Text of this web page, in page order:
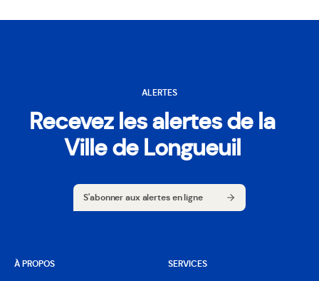
ALERTES
Recevez les alertes de la
Ville de Longueuil
S'abonner aux alertes en ligne
À PROPOS SERVICES